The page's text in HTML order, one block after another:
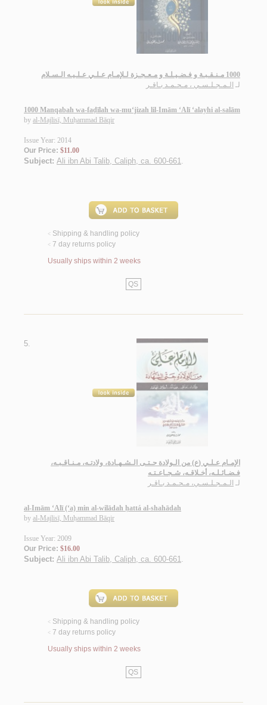
1000 مـنـقـبـة و فـضـيـلـة و مـعـجـزة لـلإمـام عـلـي عـلـيـه الـسـلام
لـ الـمـجـلـسـي ، مـحـمـد بـاقـر
1000 Manqabah wa-faḍīlah wa-mu‘jizah lil-Imām ‘Alī ‘alayhi al-salām
by al-Majlisī, Muḥammad Bāqir
Issue Year: 2014
Our Price: $11.00
Subject: Ali ibn Abi Talib, Caliph, ca. 600-661.
< Shipping & handling policy
< 7 day returns policy
Usually ships within 2 weeks
QS
5.
الإمـام عـلـي (ع) من الـولادة حـتـى الـشـهـادة، ولادتـه، مـنـاقـبـه،
فـضـائـلـه، أخـلاقـه، شـجـاعـتـه
لـ الـمـجـلـسـي، مـحـمـد بـاقـر
al-Imām ‘Alī (‘a) min al-wilādah ḥattá al-shahādah
by al-Majlisī, Muḥammad Bāqir
Issue Year: 2009
Our Price: $16.00
Subject: Ali ibn Abi Talib, Caliph, ca. 600-661.
< Shipping & handling policy
< 7 day returns policy
Usually ships within 2 weeks
QS